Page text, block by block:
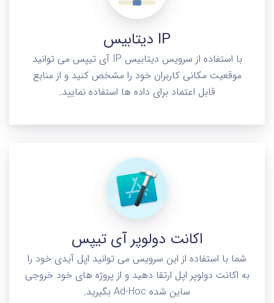
دیتابیس IP
با استفاده از سرویس دیتابیس IP آی تیپس می توانید
موقعیت مکانی کاربران خود را مشخص کنید و از منابع
قابل اعتماد برای داده ها استفاده نمایید.
اکانت دولوپر آی تیپس
شما با استفاده از این سرویس می توانید اپل آیدی خود را
به اکانت دولوپر اپل ارتقا دهید و از پروژه های خود خروجی
ساین شده Ad-Hoc بگیرید.